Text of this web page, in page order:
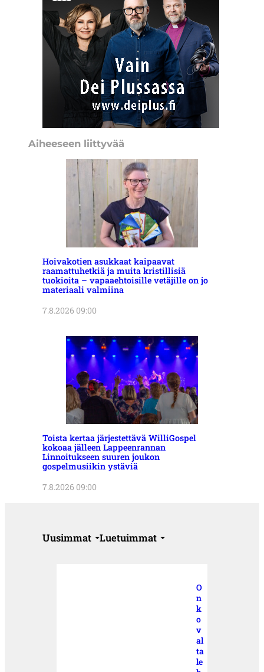
Aiheeseen liittyvää
Hoivakotien asukkaat kaipaavat
raamattuhetkiä ja muita kristillisiä
tuokioita – vapaaehtoisille vetäjille on jo
materiaali valmiina
7.8.2026 09:00
Toista kertaa järjestettävä WilliGospel
kokoaa jälleen Lappeenrannan
Linnoitukseen suuren joukon
gospelmusiikin ystäviä
7.8.2026 09:00
Uusimmat Luetuimmat
O
n
k
o
v
al
ta
le